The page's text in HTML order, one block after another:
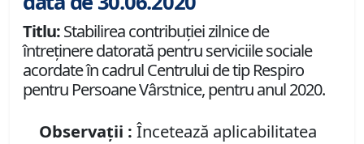
Titlu:Stabilirea contribuţiei zilnice de
întreținere datorată pentru serviciile sociale
acordate în cadrul Centrului de tip Respiro
pentru Persoane Vârstnice, pentru anul 2020.
Observații : Încetează aplicabilitatea